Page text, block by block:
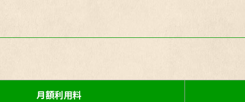
月額利用料